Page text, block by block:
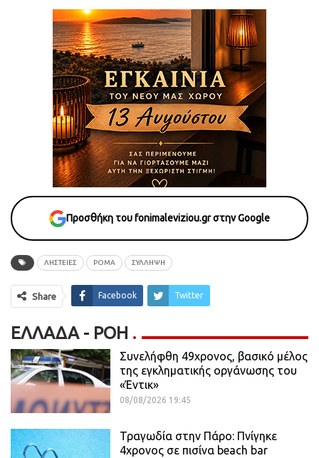
Προσθήκη του fonimaleviziou.gr στην Google
ΛΗΣΤΕΙΕΣ ΡΟΜΑ ΣΥΛΛΗΨΗ
Share Facebook Twitter
ΕΛΛΆΔΑ - ΡΟΗ
Συνελήφθη 49χρονος, βασικό μέλος
της εγκληματικής οργάνωσης του
«Έντικ»
08/08/2026 19:45
Τραγωδία στην Πάρο: Πνίγηκε
4χρονος σε πισίνα beach bar